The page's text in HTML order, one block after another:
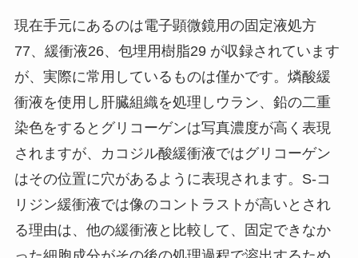
現在手元にあるのは電子顕微鏡用の固定液処方
77、緩衝液26、包埋用樹脂29 が収録されています
が、実際に常用しているものは僅かです。燐酸緩
衝液を使用し肝臓組織を処理しウラン、鉛の二重
染色をするとグリコーゲンは写真濃度が高く表現
されますが、カコジル酸緩衝液ではグリコーゲン
はその位置に穴があるように表現されます。S-コ
リジン緩衝液では像のコントラストが高いとされ
る理由は、他の緩衝液と比較して、固定できなか